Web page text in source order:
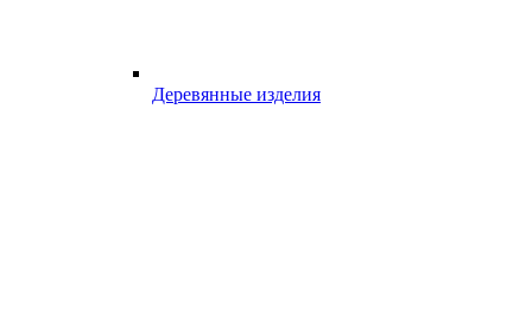
Деревянные изделия